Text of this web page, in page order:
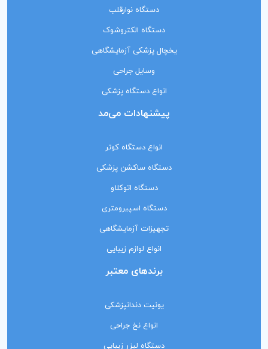
دستگاه نوارقلب
دستگاه الکتروشوک
یخچال پزشکی آزمایشگاهی
وسایل جراحی
انواع دستگاه پزشکی
پیشنهادات می‌مد
انواع دستگاه کوتر
دستگاه ساکشن پزشکی
دستگاه اتوکلاو
دستگاه اسپیرومتری
تجهیزات آزمایشگاهی
انواع لوازم زیبایی
برندهای معتبر
یونیت دندانپزشکی
انواع نخ جراحی
دستگاه لیزر زیبایی